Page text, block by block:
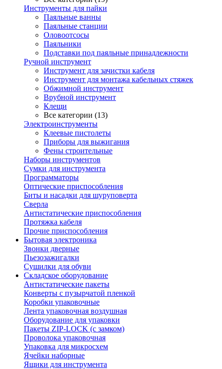
Инструменты для пайки
Паяльные ванны
Паяльные станции
Оловоотсосы
Паяльники
Подставки под паяльные принадлежности
Ручной инструмент
Инструмент для зачистки кабеля
Инструмент для монтажа кабельных стяжек
Обжимной инструмент
Врубной инструмент
Клещи
Все категории (13)
Электроинструменты
Клеевые пистолеты
Приборы для выжигания
Фены строительные
Наборы инструментов
Сумки для инструмента
Программаторы
Оптические приспособления
Биты и насадки для шуруповерта
Сверла
Антистатические приспособления
Протяжка кабеля
Прочие приспособления
Бытовая электроника
Звонки дверные
Пьезозажигалки
Сушилки для обуви
Складское оборудование
Антистатические пакеты
Конверты с пузырчатой пленкой
Коробки упаковочные
Лента упаковочная воздушная
Оборудование для упаковки
Пакеты ZIP-LOCK (с замком)
Проволока упаковочная
Упаковка для микросхем
Ячейки наборные
Ящики для инструмента